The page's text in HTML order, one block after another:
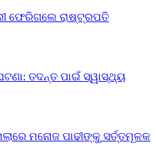
ଫେରିଗଲେ ରାଷ୍ଟ୍ରପତି
ତଦନ୍ତ ପାଇଁ ସ୍ୱାସ୍ଥ୍ୟ
ମନୋଜ ପାଢୀଙ୍କୁ ସର୍ତ୍ତମୂଳକ